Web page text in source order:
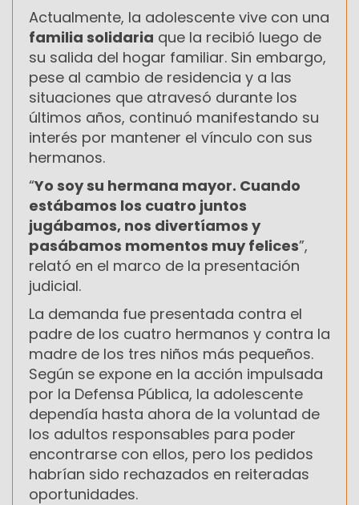
Actualmente, la adolescente vive con una
familia solidaria que la recibió luego de
su salida del hogar familiar. Sin embargo,
pese al cambio de residencia y a las
situaciones que atravesó durante los
últimos años, continuó manifestando su
interés por mantener el vínculo con sus
hermanos.
“Yo soy su hermana mayor. Cuando
estábamos los cuatro juntos
jugábamos, nos divertíamos y
pasábamos momentos muy felices”,
relató en el marco de la presentación
judicial.
La demanda fue presentada contra el
padre de los cuatro hermanos y contra la
madre de los tres niños más pequeños.
Según se expone en la acción impulsada
por la Defensa Pública, la adolescente
dependía hasta ahora de la voluntad de
los adultos responsables para poder
encontrarse con ellos, pero los pedidos
habrían sido rechazados en reiteradas
oportunidades.